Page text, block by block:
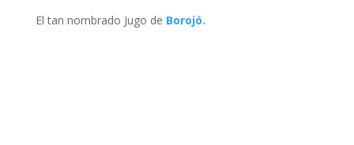
El tan nombrado Jugo de Borojó.